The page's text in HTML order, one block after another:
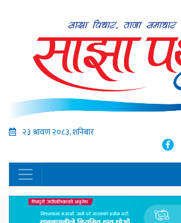
२३ श्रावण २०८३, शनिबार